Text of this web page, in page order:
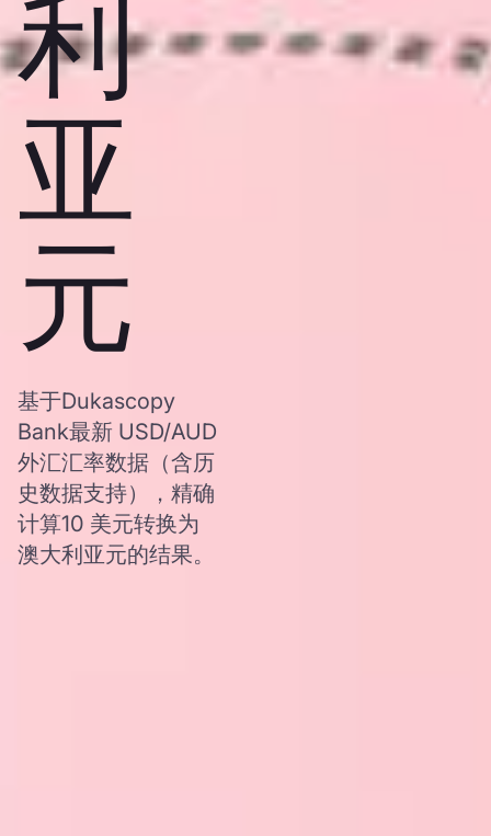
利
亚
元
基于Dukascopy
Bank最新 USD/AUD
外汇汇率数据（含历
史数据支持），精确
计算10 美元转换为
澳大利亚元的结果。